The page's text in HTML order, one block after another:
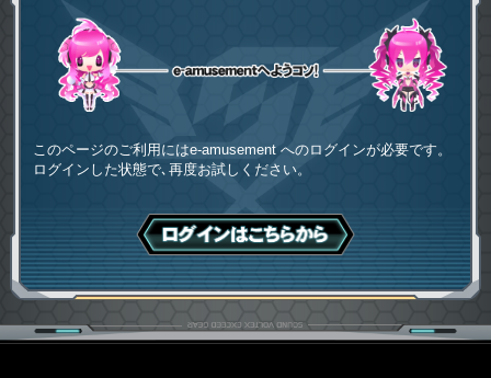
このページのご利用にはe-amusement へのログインが必要です。
ログインした状態で､再度お試しください。
ログインはこちら